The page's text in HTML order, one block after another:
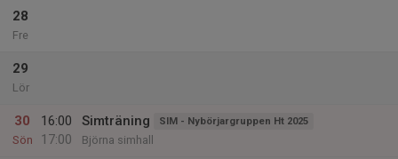
28
Fre
29
Lör
30
Sön
16:00
17:00
Simträning SIM - Nybörjargruppen Ht 2025
Björna simhall